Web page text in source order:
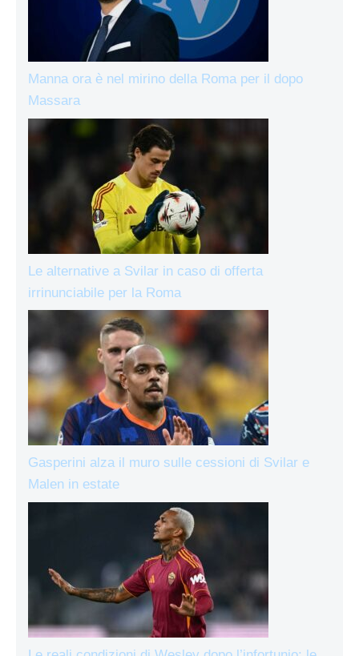
Manna ora è nel mirino della Roma per il dopo
Massara
Le alternative a Svilar in caso di offerta
irrinunciabile per la Roma
Gasperini alza il muro sulle cessioni di Svilar e
Malen in estate